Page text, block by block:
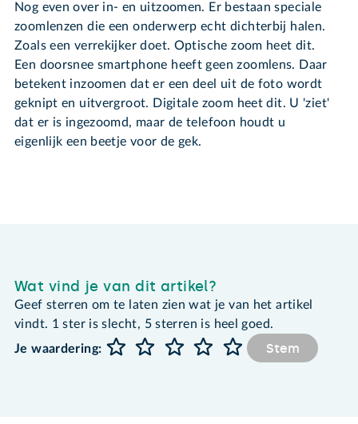
Nog even over in- en uitzoomen. Er bestaan speciale
zoomlenzen die een onderwerp echt dichterbij halen.
Zoals een verrekijker doet. Optische zoom heet dit.
Een doorsnee smartphone heeft geen zoomlens. Daar
betekent inzoomen dat er een deel uit de foto wordt
geknipt en uitvergroot. Digitale zoom heet dit. U 'ziet'
dat er is ingezoomd, maar de telefoon houdt u
eigenlijk een beetje voor de gek.
Wat vind je van dit artikel?
Geef sterren om te laten zien wat je van het artikel
vindt. 1 ster is slecht, 5 sterren is heel goed.
Je waardering:
Stem